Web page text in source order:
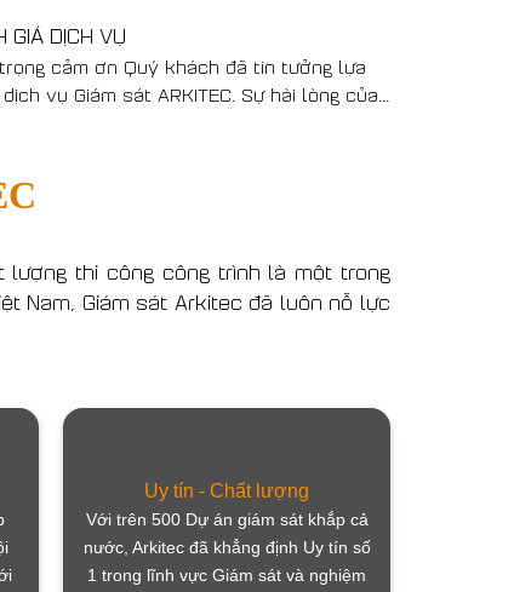
GIÁ DỊCH VỤ
cảm ơn Quý khách đã tin tưởng lựa
vụ Giám sát ARKITEC. Sự hài lòng của...
lượng thi công công trình là một trong
Nam, Giám sát Arkitec đã luôn nỗ lực
Uy tín - Chất lượng
Với trên 500 Dự án giám sát khắp cả
nước, Arkitec đã khẳng định Uy tín số
1 trong lĩnh vực Giám sát và nghiệm